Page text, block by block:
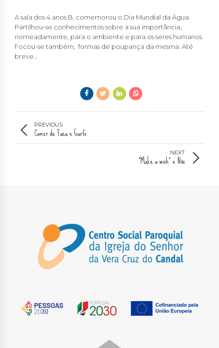
A sala dos 4 anos B, comemorou o Dia Mundial da Água.
Partilhou-se conhecimentos sobre a sua importância,
nomeadamente, para o ambiente e para os seres humanos.
Focou-se também, formas de poupança da mesma. Até
breve…
PREVIOUS
Comer de Faca e Garfo
NEXT
"Make a wish" e Nós